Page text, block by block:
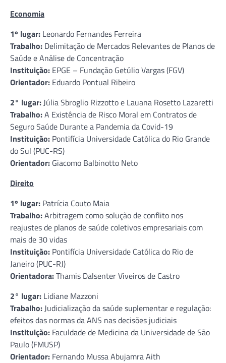
Economia
1º lugar: Leonardo Fernandes Ferreira
Trabalho: Delimitação de Mercados Relevantes de Planos de
Saúde e Análise de Concentração
Instituição: EPGE – Fundação Getúlio Vargas (FGV)
Orientador: Eduardo Pontual Ribeiro
2° lugar: Júlia Sbroglio Rizzotto e Lauana Rosetto Lazaretti
Trabalho:A Existência de Risco Moral em Contratos de
Seguro Saúde Durante a Pandemia da Covid-19
Instituição: Pontifícia Universidade Católica do Rio Grande
do Sul (PUC-RS)
Orientador: Giacomo Balbinotto Neto
Direito
1º lugar: Patrícia Couto Maia
Trabalho:Arbitragem como solução de conflito nos
reajustes de planos de saúde coletivos empresariais com
mais de 30 vidas
Instituição: Pontifícia Universidade Católica do Rio de
Janeiro (PUC-RJ)
Orientadora:Thamis Dalsenter Viveiros de Castro
2° lugar: Lidiane Mazzoni
Trabalho: Judicialização da saúde suplementar e regulação:
efeitos das normas da ANS nas decisões judiciais
Instituição: Faculdade de Medicina da Universidade de São
Paulo (FMUSP)
Orientador: Fernando Mussa Abujamra Aith